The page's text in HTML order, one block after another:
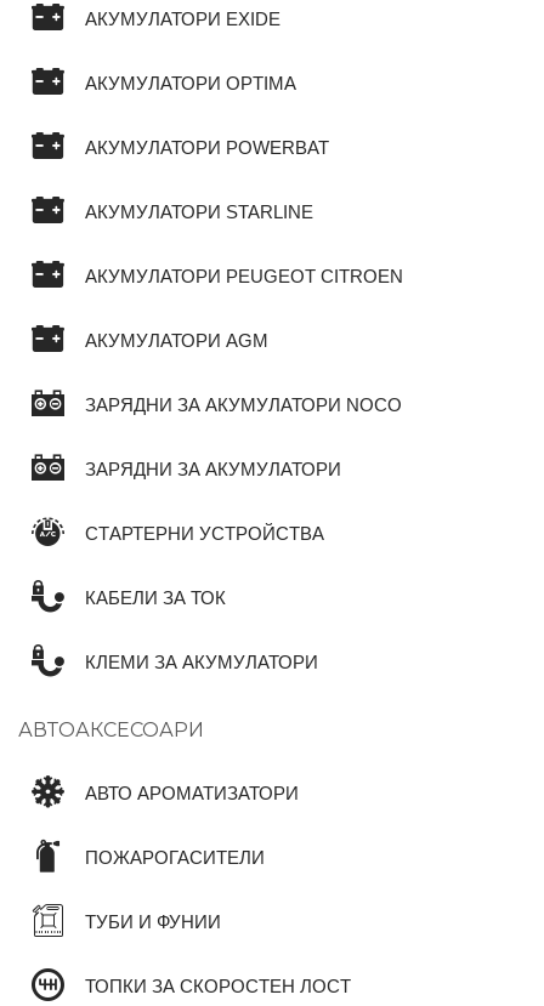
АКУМУЛАТОРИ EXIDE
АКУМУЛАТОРИ OPTIMA
АКУМУЛАТОРИ POWERBAT
АКУМУЛАТОРИ STARLINE
АКУМУЛАТОРИ PEUGEOT CITROEN
АКУМУЛАТОРИ AGM
ЗАРЯДНИ ЗА АКУМУЛАТОРИ NOCO
ЗАРЯДНИ ЗА АКУМУЛАТОРИ
СТАРТЕРНИ УСТРОЙСТВА
КАБЕЛИ ЗА ТОК
КЛЕМИ ЗА АКУМУЛАТОРИ
АВТОАКСЕСОАРИ
АВТО АРОМАТИЗАТОРИ
ПОЖАРОГАСИТЕЛИ
ТУБИ И ФУНИИ
ТОПКИ ЗА СКОРОСТЕН ЛОСТ